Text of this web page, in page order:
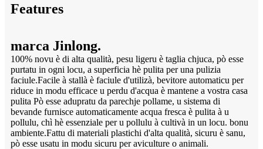
Features
marca Jinlong.
100% novu è di alta qualità, pesu ligeru è taglia chjuca, pò esse
purtatu in ogni locu, a superficia hè pulita per una pulizia
faciule.Facile à stallà è faciule d'utilizà, bevitore automaticu per
riduce in modu efficace u perdu d'acqua è mantene a vostra casa
pulita Pò esse adupratu da parechje pollame, u sistema di
bevande furnisce automaticamente acqua fresca è pulita à u
pollulu, chì hè essenziale per u pollulu à cultivà in un locu. bonu
ambiente.Fattu di materiali plastichi d'alta qualità, sicuru è sanu,
pò esse usatu in modu sicuru per aviculture o animali.